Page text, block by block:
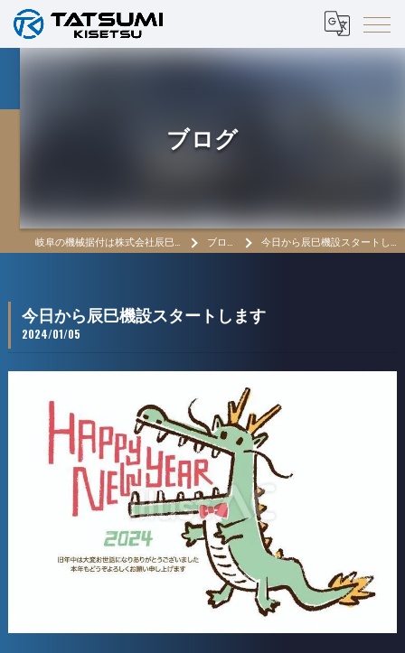
ブログ
ブログ 今日から辰巳機設スタートします
今日から辰巳機設スタートします
2024/01/05